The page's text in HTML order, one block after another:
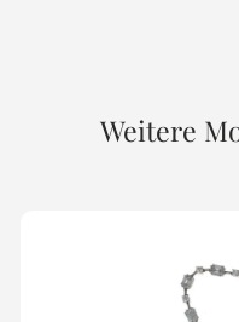
Weitere